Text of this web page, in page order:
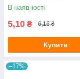
В наявності
5,10 ₴ 6,16 ₴
Купити
–17%